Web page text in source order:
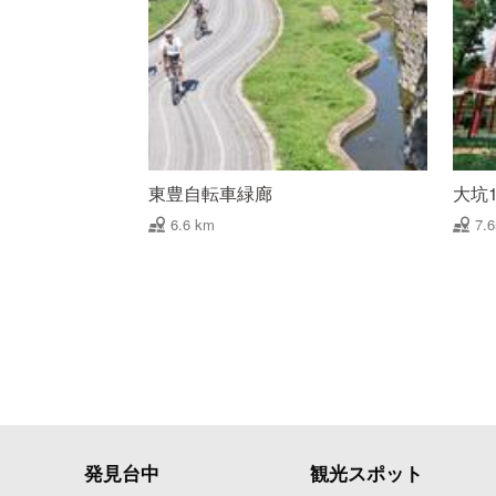
東豊自転車緑廊
6.6 km
大坑
発見台中 観光スポット